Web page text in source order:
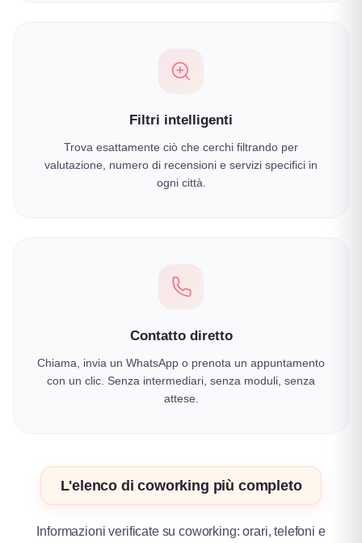
L'elenco di coworking più completo
Informazioni verificate su coworking: orari, telefoni e
Filtri intelligenti
Trova esattamente ciò che cerchi filtrando per
valutazione, numero di recensioni e servizi specifici in
ogni città.
Contatto diretto
Chiama, invia un WhatsApp o prenota un appuntamento
con un clic. Senza intermediari, senza moduli, senza
attese.